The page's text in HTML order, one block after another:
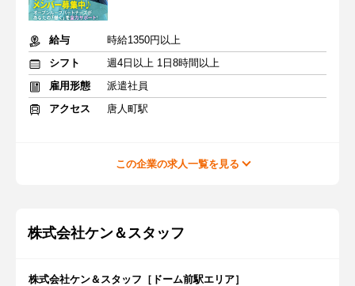
給与
時給1350円以上
シフト
週4日以上 1日8時間以上
雇用形態
派遣社員
アクセス
唐人町駅
この企業の求人一覧を見る
株式会社ケン＆スタッフ
株式会社ケン＆スタッフ［ドーム前駅エリア］